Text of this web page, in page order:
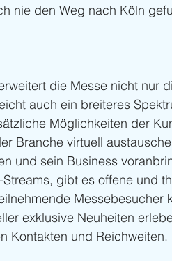
nie den Weg nach Köln
die Messe nicht nur
auch ein breiteres
Möglichkeiten der
Branche virtuell
und sein Business
gibt es offene und
Messebesucher
exklusive Neuheiten
Kontakten und Reichweiten.